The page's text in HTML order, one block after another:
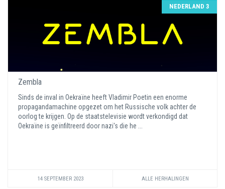
NEDERLAND 3
Zembla
Sinds de inval in Oekraïne heeft Vladimir Poetin een enorme
propagandamachine opgezet om het Russische volk achter de
oorlog te krijgen. Op de staatstelevisie wordt verkondigd dat
Oekraïne is geïnfiltreerd door nazi's die he ...
14 SEPTEMBER 2023 ALLE HERHALINGEN